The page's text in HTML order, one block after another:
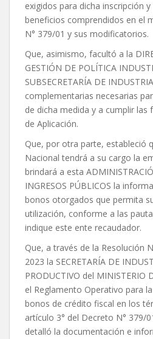
exigidos para dicha inscripción
beneficios comprendidos en el
N° 379/01 y sus modificatorios.
Que, asimismo, facultó a la
GESTIÓN DE POLÍTICA
SUBSECRETARÍA DE
complementarias necesarias
de dicha medida y a cumplir las
de Aplicación.
Que, por otra parte, estableció
Nacional tendrá a su cargo la
brindará a esta
INGRESOS PÚBLICOS la
bonos otorgados que permita
utilización, conforme a las
indique este ente recaudador.
Que, a través de la Resolución
2023 la SECRETARÍA DE
PRODUCTIVO del MINISTERIO
el Reglamento Operativo para
bonos de crédito fiscal en los
artículo 3° del Decreto N° 379/
detalló la documentación e